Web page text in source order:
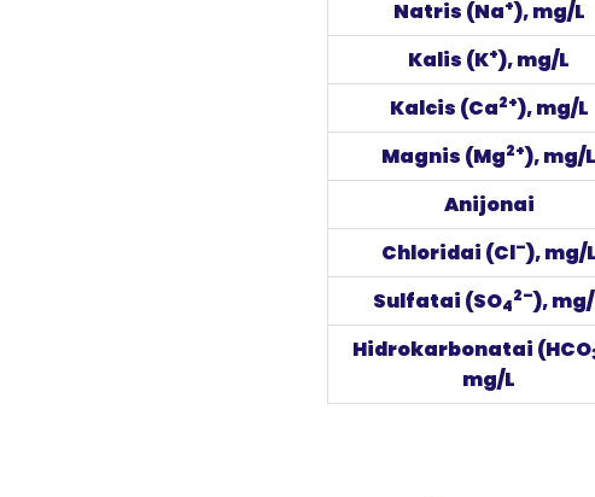
Natris (Na+), mg/L
Kalis (K+), mg/L
Kalcis (Ca2+), mg/L
Magnis (Mg2+), mg/L
Anijonai
Chloridai (Cl–), mg/L
Sulfatai (SO4
2–),
Hidrokarbonatai (HCO
mg/L